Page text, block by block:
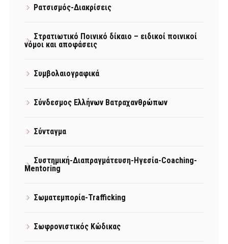
Ρατσισμός-Διακρίσεις
Στρατιωτικό Ποινικό δίκαιο – ειδικοί ποινικοί
νόμοι και αποφάσεις
Συμβολαιογραφικά
Σύνδεσμος Ελλήνων Βατραχανθρώπων
Σύνταγμα
Συστημική-Διαπραγμάτευση-Ηγεσία-Coaching-
Mentoring
Σωματεμπορία-Trafficking
Σωφρονιστικός Κώδικας